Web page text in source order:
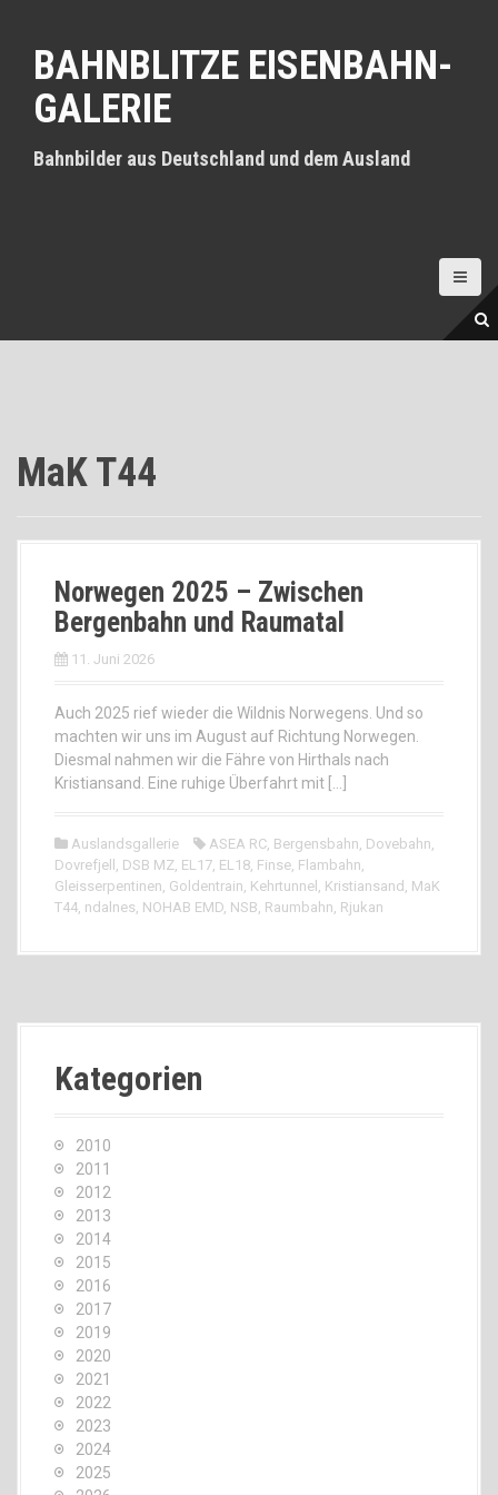
t
BAHNBLITZE EISENBAHN-
GALERIE
Bahnbilder aus Deutschland und dem Ausland
MaK T44
Norwegen 2025 – Zwischen
Bergenbahn und Raumatal
11. Juni 2026
Auch 2025 rief wieder die Wildnis Norwegens. Und so
machten wir uns im August auf Richtung Norwegen.
Diesmal nahmen wir die Fähre von Hirthals nach
Kristiansand. Eine ruhige Überfahrt mit […]
Auslandsgallerie ASEA RC, Bergensbahn, Dovebahn,
Dovrefjell , DSB MZ, EL17, EL18, Finse, Flambahn,
Gleisserpentinen, Goldentrain, Kehrtunnel , Kristiansand , MaK
T44, ndalnes, NOHAB EMD, NSB, Raumbahn, Rjukan
Kategorien
2010
2011
2012
2013
2014
2015
2016
2017
2019
2020
2021
2022
2023
2024
2025